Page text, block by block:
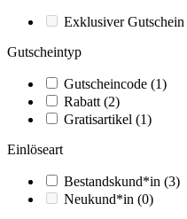
Exklusiver Gutschein
Gutscheintyp
Gutscheincode (1)
Rabatt (2)
Gratisartikel (1)
Einlöseart
Bestandskund*in (3)
Neukund*in (0)